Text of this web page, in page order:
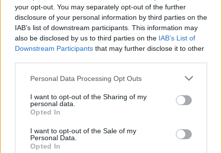
your opt-out. You may separately opt-out of the further
disclosure of your personal information by third parties on the
IAB’s list of downstream participants. This information may
also be disclosed by us to third parties on the IAB’s List of
Downstream Participants that may further disclose it to other
Please note that this website/app uses one or more Google
not limited to your visit or usage behaviour. You may click to
grant or deny consent to Google and its third-party tags to
use your data for below specified purposes in below Google
consent section.
Personal Data Processing Opt Outs
I want to opt-out of the Sharing of my
personal data.
Opted In
I want to opt-out of the Sale of my
Personal Data.
Opted In
Az utasok
felháborodtak, okkal.
Semmi levegő, rossz
információáramlás, a
dupla műszaki hiba
fővonalnak. Az elmúlt
években
tapasztalhattuk, hogy egyre nagyobb mélységekbe jut a MÁV a
inkább négy) évtizedes elhanyagoltság miatt.